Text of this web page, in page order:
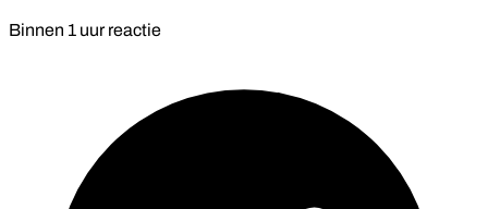
Binnen 1 uurreactie